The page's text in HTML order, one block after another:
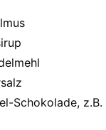
Schokolade, z.B.